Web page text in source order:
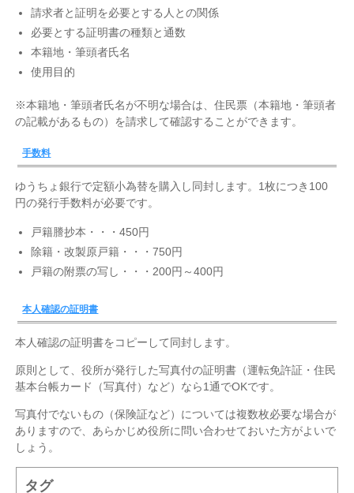
請求者と証明を必要とする人との関係
必要とする証明書の種類と通数
本籍地・筆頭者氏名
使用目的
※本籍地・筆頭者氏名が不明な場合は、住民票（本籍地・筆頭者
の記載があるもの）を請求して確認することができます。
手数料
ゆうちょ銀行で定額小為替を購入し同封します。1枚につき100
円の発行手数料が必要です。
戸籍謄抄本・・・450円
除籍・改製原戸籍・・・750円
戸籍の附票の写し・・・200円～400円
本人確認の証明書
本人確認の証明書をコピーして同封します。
原則として、役所が発行した写真付の証明書（運転免許証・住民
基本台帳カード（写真付）など）なら1通でOKです。
写真付でないもの（保険証など）については複数枚必要な場合が
ありますので、あらかじめ役所に問い合わせておいた方がよいで
しょう。
タグ